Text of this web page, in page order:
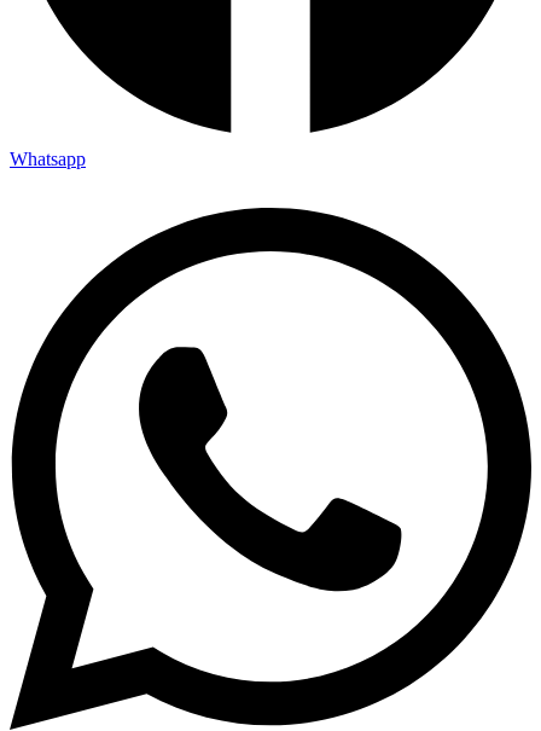
Whatsapp